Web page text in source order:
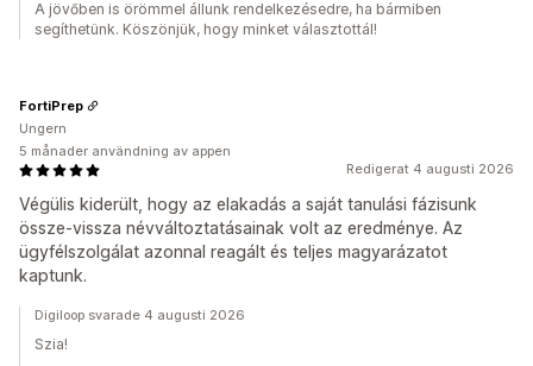
A jövőben is örömmel állunk rendelkezésedre, ha bármiben
segíthetünk. Köszönjük, hogy minket választottál!
Redigerat 4 augusti 2026
Végülis kiderült, hogy az elakadás a saját tanulási fázisunk
össze-vissza névváltoztatásainak volt az eredménye. Az
ügyfélszolgálat azonnal reagált és teljes magyarázatot
kaptunk.
FortiPrep
Ungern
5 månader användning av appen
Digiloop svarade 4 augusti 2026
Szia!